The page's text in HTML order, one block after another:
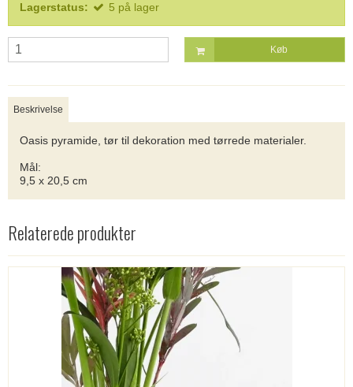
Lagerstatus: 5 på lager
Køb
Beskrivelse
Oasis pyramide, tør til dekoration med tørrede materialer.
Mål:
9,5 x 20,5 cm
Relaterede produkter